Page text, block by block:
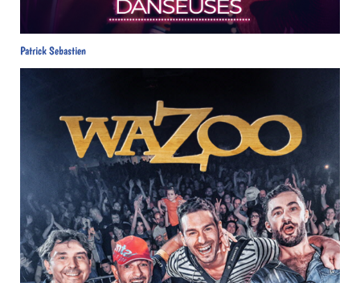
Patrick Sebastien